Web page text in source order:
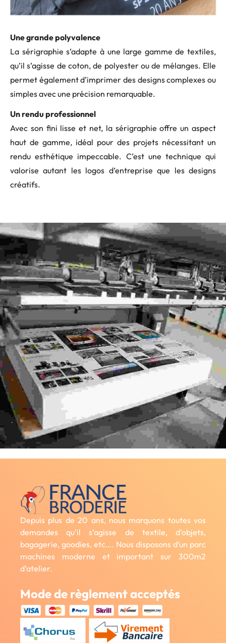
Une grande polyvalence
La sérigraphie s’adapte à une large gamme de textiles,
qu’il s’agisse de coton, de polyester ou de mélanges. Elle
permet également d’imprimer des designs complexes ou
simples avec une précision remarquable.
Un rendu professionnel
Avec son fini lisse et net, la sérigraphie offre un aspect
haut de gamme, idéal pour des projets nécessitant un
rendu esthétique impeccable. C’est une technique qui
valorise autant les logos d’entreprise que les designs
créatifs.
Depuis plus de 20 ans, nous marquons toutes vos
demandes qu’il s’agisse de textile, d’objets,
bagagerie, goodies, etc…. Nous disposons d’un parc
machines moderne et important sur 300m2
d’atelier.
Mode de règlement acceptés